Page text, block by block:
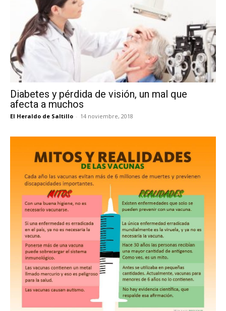
Diabetes y pérdida de visión, un mal que
afecta a muchos
El Heraldo de Saltillo - 14 noviembre, 2018